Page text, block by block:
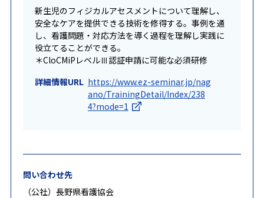
新生児のフィジカルアセスメントについて理解し、
安全なケアを提供できる技術を修得する。事例を通
し、看護問題・対応方法を導く過程を理解し実践に
役立てることができる。
＊CloCMiPレベルⅢ認証申請に可能な必須研修
詳細情報URL https://www.ez-seminar.jp/nag
ano/TrainingDetail/Index/238
4?mode=1
問い合わせ先
（公社）長野県看護協会